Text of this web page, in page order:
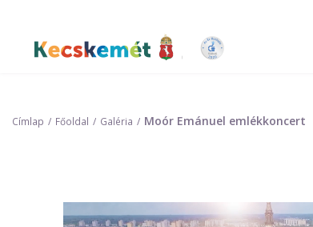
tartalomra
Kecskemét Város Honlapja
Címlap Főoldal Galéria Moór Emánuel emlékkoncert